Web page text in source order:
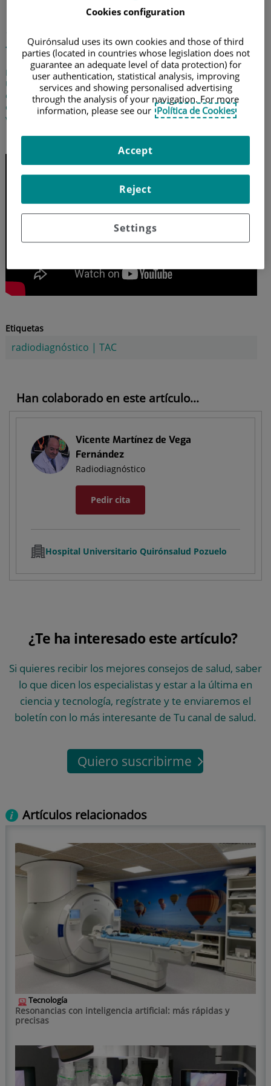
MAN por avanzadas
técnicas de imagen
El equipo de Diagnóstico por la Imagen del Hospital
Universitario Quirónsalud Madrid explica cómo se investigaron
cuatro momias mediante tomografía computerizada,
obteniendo datos interesantísimos sobre su físico y su estilo de
vida
3 de octubre de 2017
Etiquetas
radiodiagnóstico | TAC
Han colaborado en este artículo...
Vicente Martínez de Vega
Fernández
Radiodiagnóstico
Pedir cita
Hospital Universitario Quirónsalud Pozuelo
¿Te ha interesado este artículo?
Si quieres recibir los mejores consejos de salud, saber
lo que dicen los especialistas y estar a la última en
ciencia y tecnología, regístrate y te enviaremos el
boletín con lo más interesante de Tu canal de salud.
Quiero suscribirme
Artículos relacionados
Tecnología
Resonancias con inteligencia artificial: más rápidas y
precisas
Cookies configuration
Quirónsalud uses its own cookies and those of third
parties (located in countries whose legislation does not
guarantee an adequate level of data protection) for
user authentication, statistical analysis, improving
services and showing personalised advertising
through the analysis of your navigation. For more
information, please see our Política de Cookies
Settings
Reject
Accept